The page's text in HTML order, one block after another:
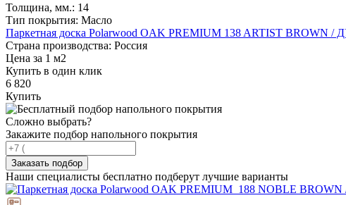
Толщина, мм.: 14
Тип покрытия: Масло
Паркетная доска Polarwood OAK PREMIUM 138 ARTIST
Страна производства: Россия
Цена за 1 м2
Купить в один клик
6 820
Купить
Сложно выбрать?
Закажите подбор напольного покрытия
Заказать подбор
Наши специалисты бесплатно подберут лучшие варианты